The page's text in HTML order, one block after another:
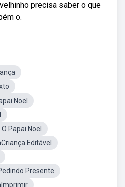
precisa saber o que
o.
Noel
Papai Noel
Editável
Presente